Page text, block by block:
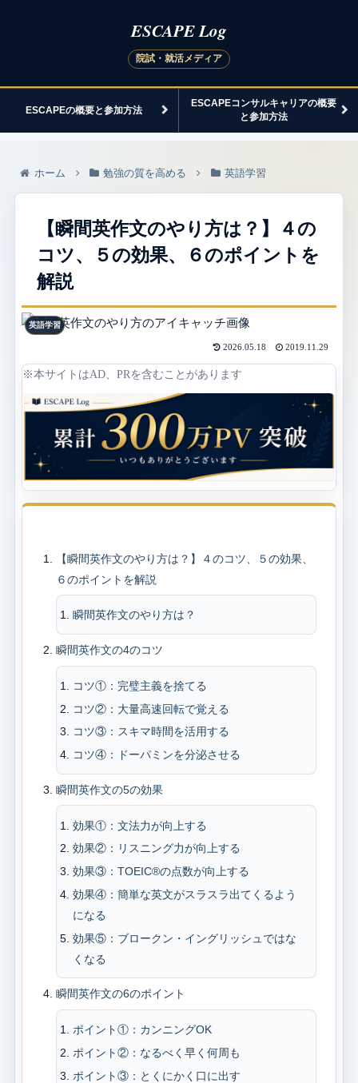
ESCAPEの概要と参加方法
ESCAPEコンサルキャリアの概要
と参加方法
ホーム 勉強の質を高める 英語学習
【瞬間英作文のやり方は？】４の
コツ、５の効果、６のポイントを
解説
英語学習
2026.05.18 2019.11.29
※本サイトはAD、PRを含むことがあります
【瞬間英作文のやり方は？】４のコツ、５の効果、
６のポイントを解説
瞬間英作文のやり方は？
瞬間英作文の4のコツ
コツ①：完璧主義を捨てる
コツ②：大量高速回転で覚える
コツ③：スキマ時間を活用する
コツ④：ドーパミンを分泌させる
瞬間英作文の5の効果
効果①：文法力が向上する
効果②：リスニング力が向上する
効果③：TOEIC®の点数が向上する
効果④：簡単な英文がスラスラ出てくるよう
になる
効果⑤：ブロークン・イングリッシュではな
くなる
瞬間英作文の6のポイント
ポイント①：カンニングOK
ポイント②：なるべく早く何周も
ポイント③：とくにかく口に出す